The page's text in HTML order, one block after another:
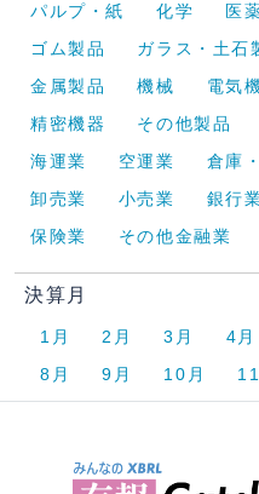
パルプ・紙
化学 医
ゴム製品
ガラス・土石
金属製品
機械 電気
精密機器
その他製品
海運業
空運業 倉庫
卸売業
小売業 銀行
保険業
その他金融業
決算月
1月 2月 3月 4月
8月
9月 10月